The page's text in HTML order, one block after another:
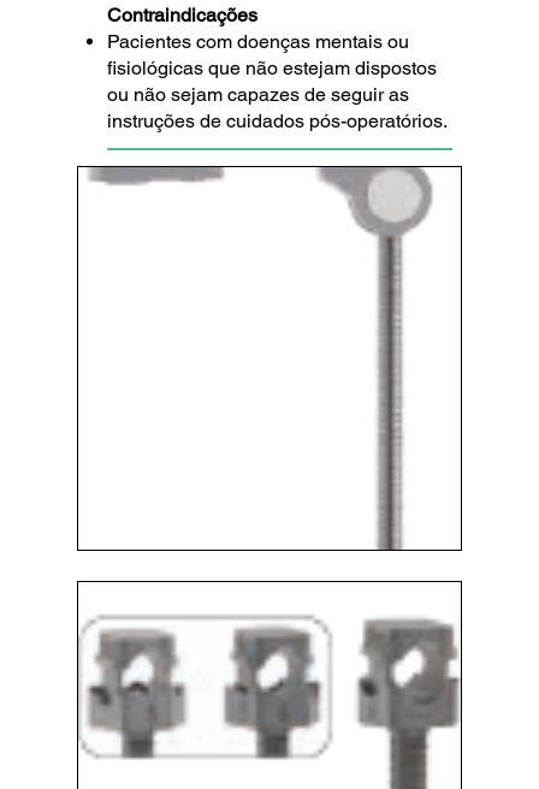
Contraindicações
Pacientes com doenças mentais ou
fisiológicas que não estejam dispostos
ou não sejam capazes de seguir as
instruções de cuidados pós-operatórios.